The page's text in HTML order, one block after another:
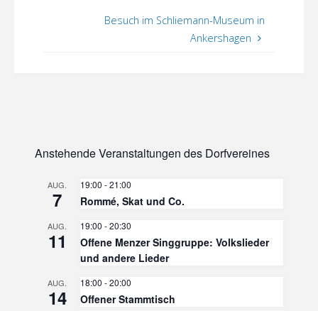
Besuch im Schliemann-Museum in
Ankershagen
Anstehende Veranstaltungen des Dorfvereines
AUG.
7
19:00 -21:00
Rommé, Skat und Co.
AUG.
11
19:00 -20:30
Offene Menzer Singgruppe: Volkslieder
und andere Lieder
AUG.
14
18:00 -20:00
Offener Stammtisch